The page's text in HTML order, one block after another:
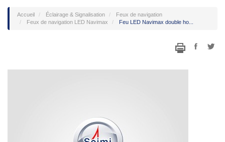
Accueil Éclairage & Signalisation
Feux de navigation
Feux de navigation LED Navimax
Feu LED Navimax double ho...